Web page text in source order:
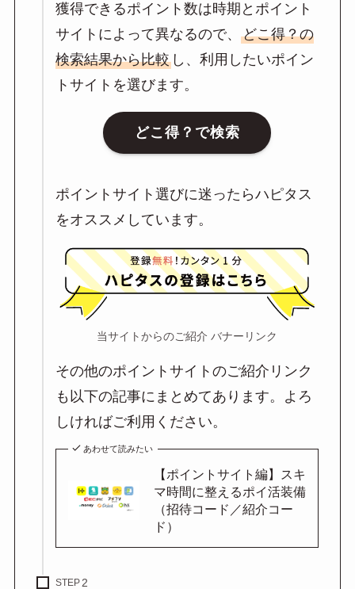
獲得できるポイント数は時期とポイント
サイトによって異なるので、 どこ得？の
検索結果から比較し、利用したいポイン
トサイトを選びます。
どこ得？で検索
ポイントサイト選びに迷ったらハピタス
をオススメしています。
当サイトからのご紹介 バナーリンク
その他のポイントサイトのご紹介リンク
も以下の記事にまとめてあります。よろ
しければご利用ください。
あわせて読みたい
【ポイントサイト編】スキ
マ時間に整えるポイ活装備
（招待コード／紹介コー
ド）
STEP